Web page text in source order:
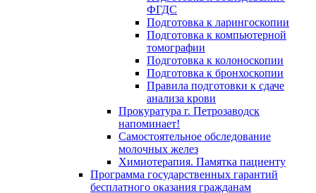
ФГДС
Подготовка к ларингоскопии
Подготовка к компьютерной
томографии
Подготовка к колоноскопии
Подготовка к бронхоскопии
Правила подготовки к сдаче
анализа крови
Прокуратура г. Петрозаводск
напоминает!
Самостоятельное обследование
молочных желез
Химиотерапия. Памятка пациенту
Программа государственных гарантий
бесплатного оказания гражданам